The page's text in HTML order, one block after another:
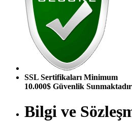
SSL Sertifikaları Minimum
10.000$ Güvenlik Sunmaktadır
Bilgi ve